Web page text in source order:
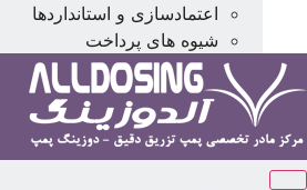
اعتمادسازی و استانداردها
شیوه های پرداخت